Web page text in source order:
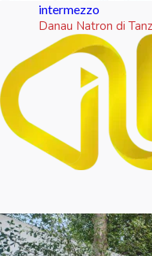
intermezzo
Danau Natron di